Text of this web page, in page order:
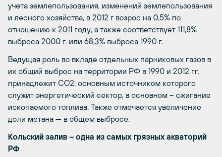
учета землепользования, изменений землепользования
и лесного хозяйства, в 2012 г возрос на 0,5% по
отношению к 2011 году, а также соответствует 111,8%
выброса 2000 г. или 68,3% выброса 1990 г.
Ведущая роль во вкладе отдельных парниковых газов в
их общий выброс на территории РФ в 1990 и 2012 гг.
принадлежит CO2, основным источником которого
служит энергетический сектор, в основном – сжигание
ископаемого топлива. Также отмечается увеличение
доли метана — в общем выбросе.
Кольский залив – одна из самых грязных акваторий
РФ